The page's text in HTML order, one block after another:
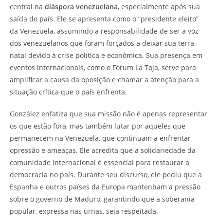
central na diáspora venezuelana, especialmente após sua
saída do país. Ele se apresenta como o “presidente eleito”
da Venezuela, assumindo a responsabilidade de ser a voz
dos venezuelanos que foram forçados a deixar sua terra
natal devido à crise política e econômica. Sua presença em
eventos internacionais, como o Fórum La Toja, serve para
amplificar a causa da oposição e chamar a atenção para a
situação crítica que o país enfrenta.
González enfatiza que sua missão não é apenas representar
os que estão fora, mas também lutar por aqueles que
permanecem na Venezuela, que continuam a enfrentar
opressão e ameaças. Ele acredita que a solidariedade da
comunidade internacional é essencial para restaurar a
democracia no país. Durante seu discurso, ele pediu que a
Espanha e outros países da Europa mantenham a pressão
sobre o governo de Maduro, garantindo que a soberania
popular, expressa nas urnas, seja respeitada.